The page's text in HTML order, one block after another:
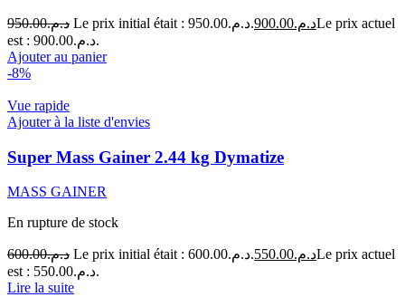
د.م.950.00 Le prix initial était : د.م.950.00. د.م.900.00
Le prix actuel
est : د.م.900.00.
Ajouter au panier
-8%
Vue rapide
Ajouter à la liste d'envies
Super Mass Gainer 2.44 kg Dymatize
MASS GAINER
En rupture de stock
د.م.600.00 Le prix initial était : د.م.600.00. د.م.550.00
Le prix actuel
est : د.م.550.00.
Lire la suite